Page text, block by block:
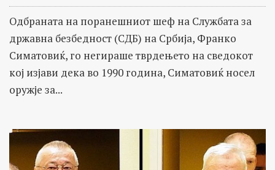
Одбраната на поранешниот шеф на Службата за
државна безбедност (СДБ) на Србија, Франко
Симатовиќ, го негираше тврдењето на сведокот
кој изјави дека во 1990 година, Симатовиќ носел
оружје за...